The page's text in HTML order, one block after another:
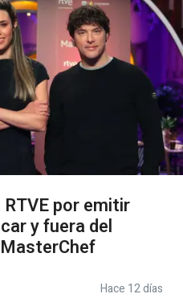
por emitir
y fuera del
Hace 12 días